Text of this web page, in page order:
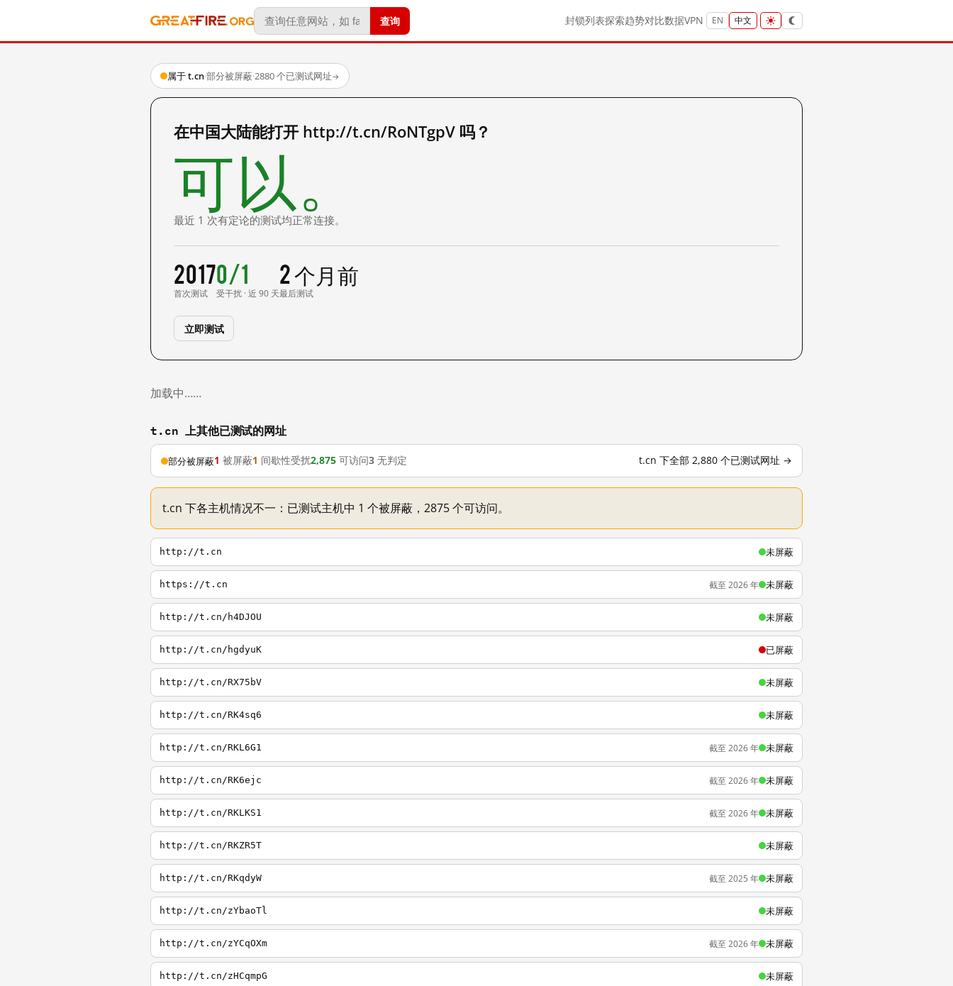
查询 封锁列表探索趋势对比数据VPN EN 中文
属于 t.cn·部分被屏蔽·2880 个已测试网址→
在中国大陆能打开 http://t.cn/RoNTgpV 吗？
可以。
最近 1 次有定论的测试均正常连接。
2017
首次测试
0/1
受干扰 · 近 90 天
2 个月前
最后测试
立即测试
加载中……
t.cn 上其他已测试的网址
部分被屏蔽1 被屏蔽1 间歇性受扰2,875 可访问3 无判定 t.cn 下全部 2,880 个已测试网址 →
t.cn 下各主机情况不一：已测试主机中 1 个被屏蔽，2875 个可访问。
http://t.cn 未屏蔽
https://t.cn 截至 2026 年 未屏蔽
http://t.cn/h4DJOU 未屏蔽
http://t.cn/hgdyuK 已屏蔽
http://t.cn/RX75bV 未屏蔽
http://t.cn/RK4sq6 未屏蔽
http://t.cn/RKL6G1 截至 2026 年 未屏蔽
http://t.cn/RK6ejc 截至 2026 年 未屏蔽
http://t.cn/RKLKS1 截至 2026 年 未屏蔽
http://t.cn/RKZR5T 未屏蔽
http://t.cn/RKqdyW 截至 2025 年 未屏蔽
http://t.cn/zYbaoTl 未屏蔽
http://t.cn/zYCqOXm 截至 2026 年 未屏蔽
http://t.cn/zHCqmpG 未屏蔽